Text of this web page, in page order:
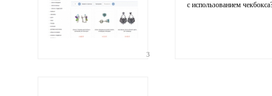
3
с использованием